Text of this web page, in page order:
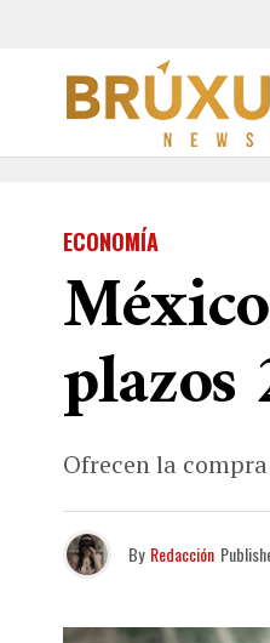
ECONOMÍA
Ofrecen la
By Redacción